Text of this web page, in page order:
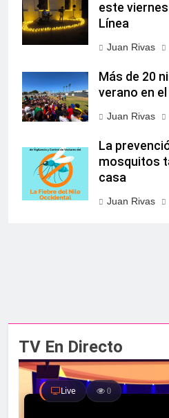
TV En Directo
este
Línea
Juan Rivas
Más de 20
verano en
Juan Rivas
La
mosquitos
casa
Juan Rivas